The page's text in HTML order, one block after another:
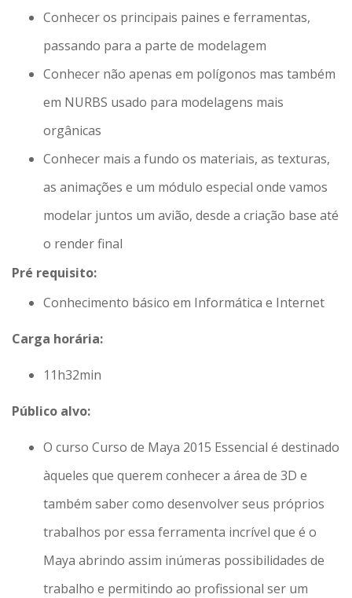
Conhecer os principais paines e ferramentas,
passando para a parte de modelagem
Conhecer não apenas em polígonos mas também
em NURBS usado para modelagens mais
orgânicas
Conhecer mais a fundo os materiais, as texturas,
as animações e um módulo especial onde vamos
modelar juntos um avião, desde a criação base até
o render final
Pré requisito:
Conhecimento básico em Informática e Internet
Carga horária:
11h32min
Público alvo:
O curso Curso de Maya 2015 Essencial é destinado
àqueles que querem conhecer a área de 3D e
também saber como desenvolver seus próprios
trabalhos por essa ferramenta incrível que é o
Maya abrindo assim inúmeras possibilidades de
trabalho e permitindo ao profissional ser um